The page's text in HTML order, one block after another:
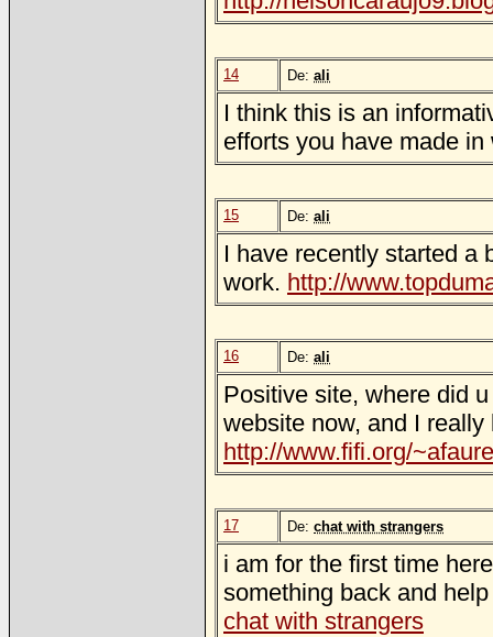
14 De: ali
I think this is an
efforts you have made
15 De: ali
I have recently started a
work. http://
16 De: ali
Positive site, where did
website now, and I
http://www.fifi.org/
17 De: chat with strangers
i am for the first time
something back and
chat with strangers